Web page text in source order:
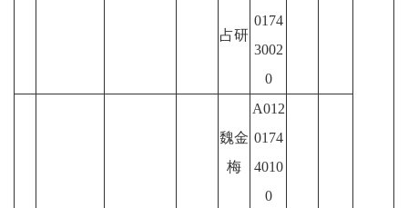
占研
0174
3002
0
魏金
梅
A012
0174
4010
0